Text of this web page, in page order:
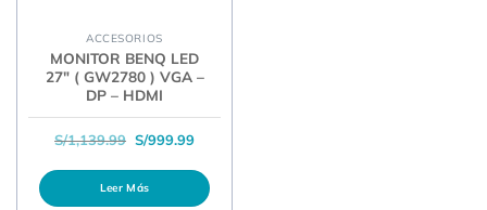
ACCESORIOS
MONITOR BENQ LED
27″ ( GW2780 ) VGA –
DP – HDMI
S/1,139.99 El precio original era: S/1,139.99.
S/999.99El precio actual es: S/999.99.
Leer Más